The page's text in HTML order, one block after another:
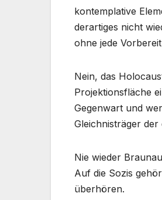
kontemplative
derartiges nicht
ohne jede
Nein, das
Projektionsfläche
Gegenwart und
Gleichnisträger der
Nie wieder
Auf die Sozis
überhören.